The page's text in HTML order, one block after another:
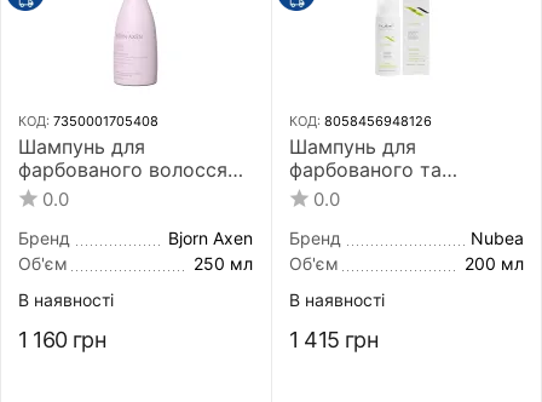
КОД: 7350001705408
Шампунь для
фарбованого волосся
Bjorn Axen Color Seal
Shampoo For Colored
Hair 250 мл
0.0
Бренд
Bjorn Axen
Об'єм
250 мл
В наявності
1 160 грн
КОД: 8058456948126
Шампунь для
фарбованого та
освітленого волосся
Nubea Sustenia Colored
And Chemically Treated
Hair Shampoo 200 мл
0.0
Бренд
Nubea
Об'єм
200 мл
В наявності
1 415 грн